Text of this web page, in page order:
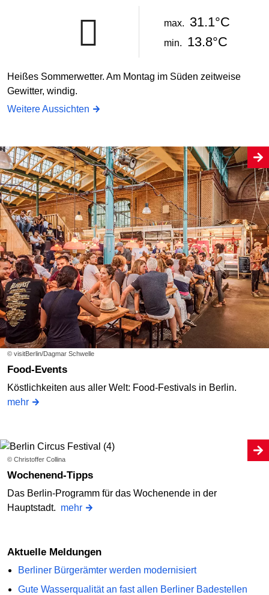
max. 31.1°C
min. 13.8°C
Heißes Sommerwetter. Am Montag im Süden zeitweise
Gewitter, windig.
Weitere Aussichten
© visitBerlin/Dagmar Schwelle
Food-Events
Köstlichkeiten aus aller Welt: Food-Festivals in Berlin.
mehr
© Christoffer Collina
Wochenend-Tipps
Das Berlin-Programm für das Wochenende in der
Hauptstadt. mehr
Aktuelle Meldungen
Berliner Bürgerämter werden modernisiert
Gute Wasserqualität an fast allen Berliner Badestellen